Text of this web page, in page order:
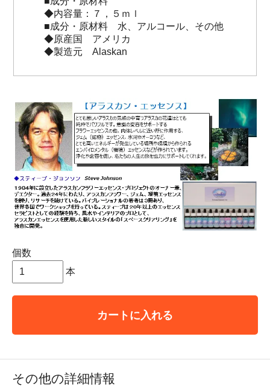
◆内容量：７，５ｍｌ
■成分・原材料 水、アルコール、その他
◆原産国 アメリカ
◆製造元 Alaskan
個数
本
カートに入れる
その他の詳細情報